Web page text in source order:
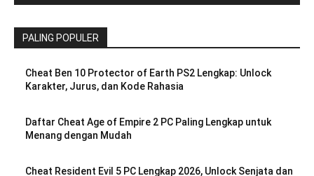
PALING POPULER
Cheat Ben 10 Protector of Earth PS2 Lengkap: Unlock
Karakter, Jurus, dan Kode Rahasia
Daftar Cheat Age of Empire 2 PC Paling Lengkap untuk
Menang dengan Mudah
Cheat Resident Evil 5 PC Lengkap 2026, Unlock Senjata dan